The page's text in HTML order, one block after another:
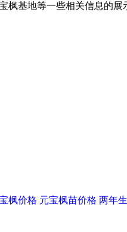
枫基地等一些相关信息的展
枫价格 元宝枫苗价格 两年